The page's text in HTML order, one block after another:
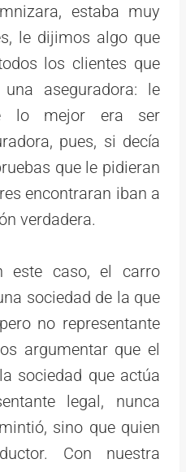
estaba muy
le dijimos algo que
los clientes que
aseguradora: le
lo mejor era ser
pues, si decía
que le pidieran
encontraran iban a
verdadera.
este caso, el carro
sociedad de la que
no representante
argumentar que el
sociedad que actúa
legal, nunca
sino que quien
Con nuestra